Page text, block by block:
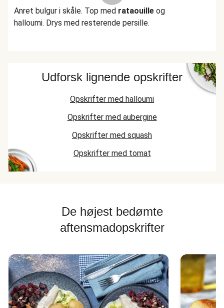
Anret bulgur i skåle. Top med rataouille og
halloumi. Drys med resterende persille.
Udforsk lignende opskrifter
Opskrifter med halloumi
Opskrifter med aubergine
Opskrifter med squash
Opskrifter med tomat
De højest bedømte
aftensmadopskrifter